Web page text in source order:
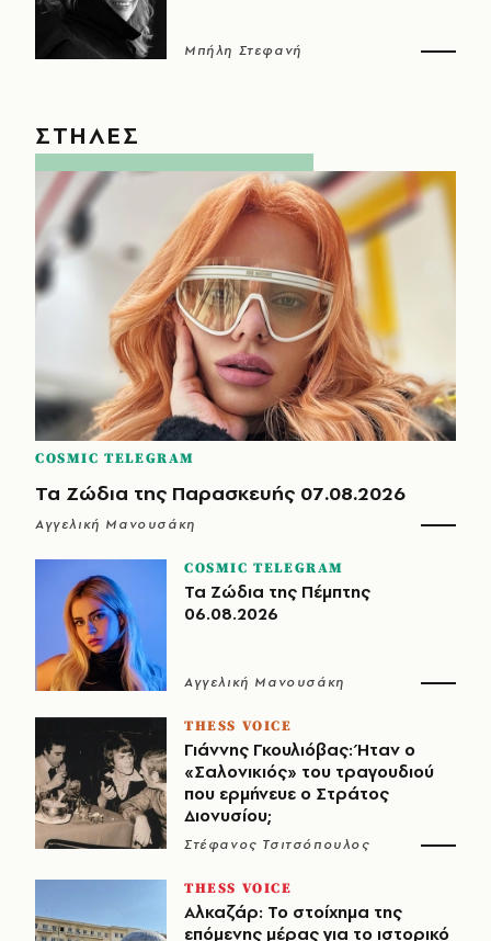
Μπήλη Στεφανή
ΣΤΗΛΕΣ
COSMIC TELEGRAM
Τα Ζώδια της Παρασκευής 07.08.2026
Αγγελική Μανουσάκη
COSMIC TELEGRAM
Τα Ζώδια της Πέμπτης
06.08.2026
Αγγελική Μανουσάκη
THESS VOICE
Γιάννης Γκουλιόβας: Ήταν ο
«Σαλονικιός» του τραγουδιού
που ερμήνευε ο Στράτος
Διονυσίου;
Στέφανος Τσιτσόπουλος
THESS VOICE
Αλκαζάρ: Το στοίχημα της
επόμενης μέρας για το ιστορικό